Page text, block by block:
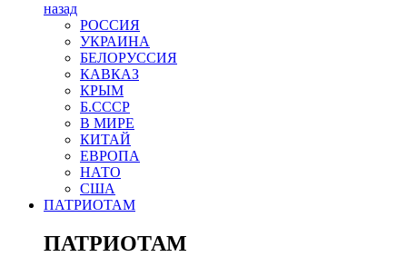
назад
РОСCИЯ
УКРАИНА
БЕЛОРУССИЯ
КАВКАЗ
КРЫМ
Б.СССР
В МИРЕ
КИТАЙ
ЕВРОПА
НАТО
США
ПАТРИОТАМ
ПАТРИОТАМ